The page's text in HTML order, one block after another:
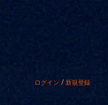
ログイン / 新規登録